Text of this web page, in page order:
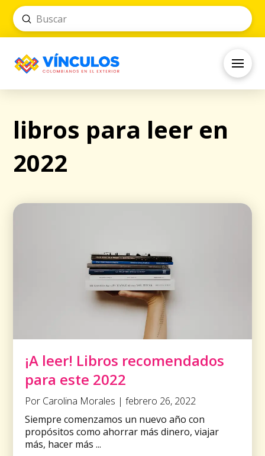
Search
Submit
libros para leer en
2022
¡A leer! Libros recomendados
para este 2022
Por Carolina Morales | febrero 26, 2022
Siempre comenzamos un nuevo año con
propósitos como ahorrar más dinero, viajar
más, hacer más ...